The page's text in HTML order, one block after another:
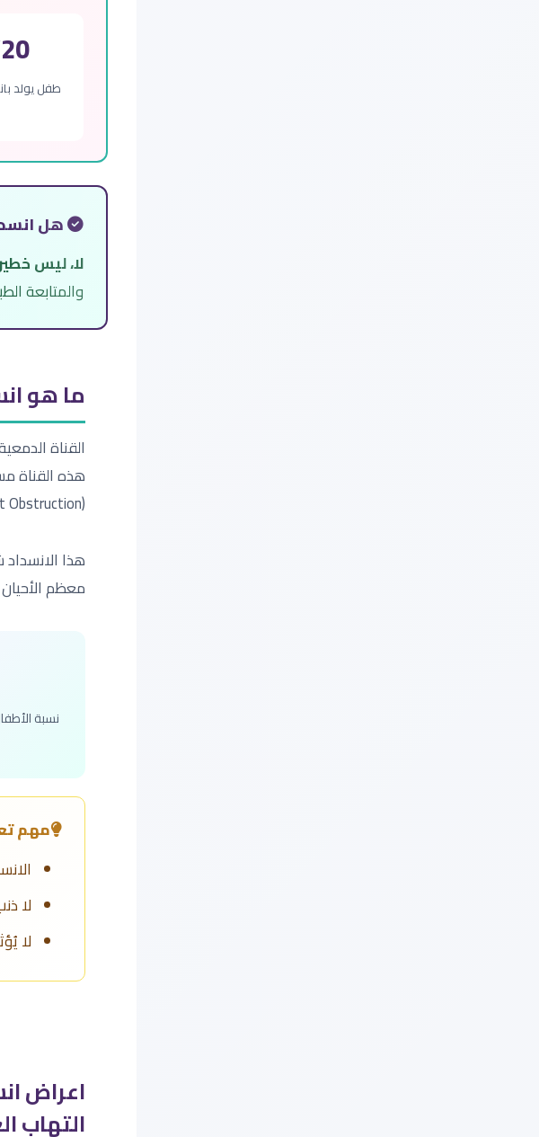
طفل يولد
هل
لا، ليس
والمتابعة
ما هو
هذه القناة
(Congenital Nasolacrimal Duct Obstruction).
هذا
معظم
نسبة
مهم
لا
لا
اعراض
التهاب